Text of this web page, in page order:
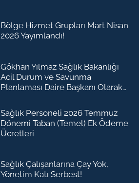
Bölge Hizmet Grupları Mart Nisan
2026 Yayımlandı!
Gökhan Yılmaz Sağlık Bakanlığı
Acil Durum ve Savunma
Planlaması Daire Başkanı Olarak
Sağlık Personeli 2026 Temmuz
Dönemi Taban (Temel) Ek Ödeme
Ücretleri
Sağlık Çalışanlarına Çay Yok,
Yönetim Katı Serbest!